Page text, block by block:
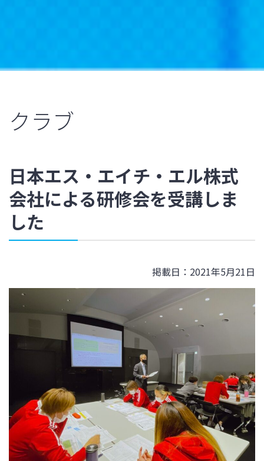
クラブ
日本エス・エイチ・エル株式
会社による研修会を受講しま
した
掲載日：2021年5月21日